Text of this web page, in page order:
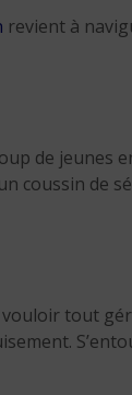
revient à
de jeunes
coussin de
tout